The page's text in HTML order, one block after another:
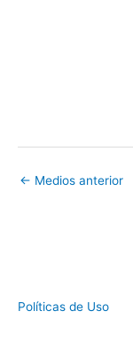
← Medios anterior
Políticas de Uso